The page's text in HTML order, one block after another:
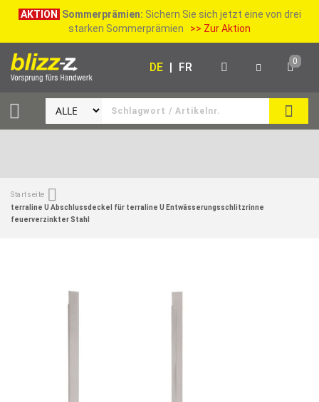
AKTION Sommerprämien: Sichern Sie sich jetzt eine von drei
starken Sommerprämien >> Zur Aktion
SUCHE
DE | FR 0
Startseite
terraline U Abschlussdeckel für terraline U Entwässerungsschlitzrinne
feuerverzinkter Stahl